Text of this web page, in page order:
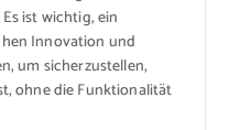
ist wichtig, ein
Innovation und
um sicherzustellen,
ohne die Funktionalität